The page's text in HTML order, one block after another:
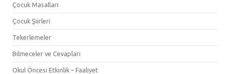
Çocuk Masalları
Çocuk Şiirleri
Tekerlemeler
Bilmeceler ve Cevapları
Okul Öncesi Etkinlik – Faaliyet